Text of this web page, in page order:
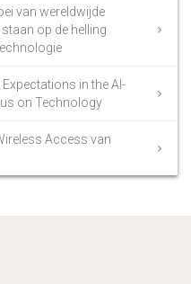
van wereldwijde
op de helling
in the AI-
on Technology
Access van